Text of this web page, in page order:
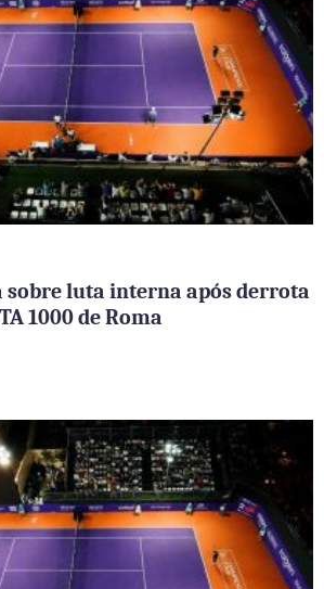
sobre luta interna após derrota
1000 de Roma